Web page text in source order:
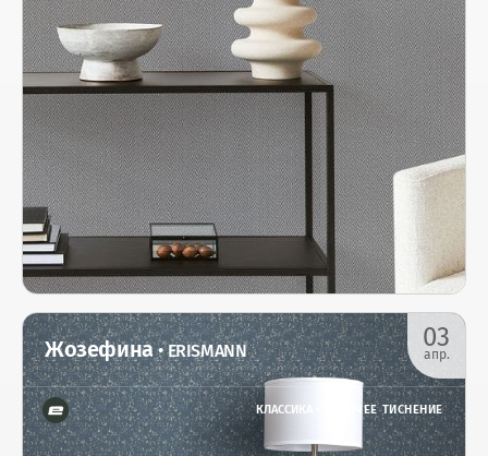
03
апр.
Жозефина• ERISMANN
КЛАССИКА • ГОРЯЧЕЕ ТИСНЕНИЕ